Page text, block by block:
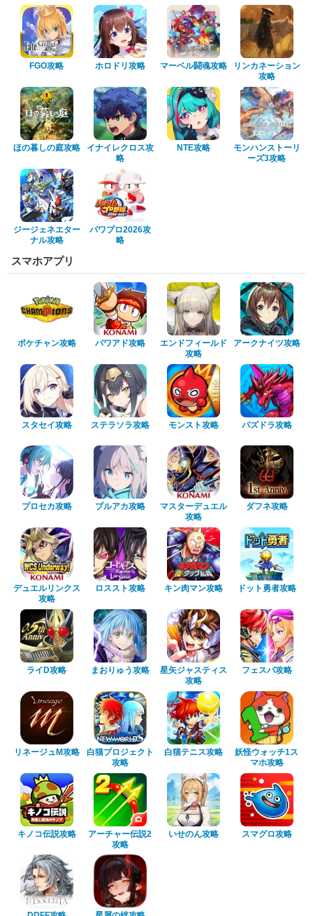
FGO攻略 ホロドリ攻略 マーベル闘魂攻略
リンカネーション
攻略
ほの暮しの庭攻略
イナイレクロス攻
略
NTE攻略
モンハンストーリ
ーズ3攻略
ジージェネエター
ナル攻略
パワプロ2026攻
略
スマホアプリ
ポケチャン攻略 パワアド攻略
エンドフィールド
攻略
アークナイツ攻略
スタセイ攻略 ステラソラ攻略 モンスト攻略 パズドラ攻略
プロセカ攻略 ブルアカ攻略
マスターデュエル
攻略
ダフネ攻略
デュエルリンクス
攻略
ロススト攻略 キン肉マン攻略 ドット勇者攻略
ライD攻略 まおりゅう攻略
星矢ジャスティス
攻略
フェスバ攻略
リネージュM攻略
白猫プロジェクト
攻略
白猫テニス攻略
妖怪ウォッチ1ス
マホ攻略
キノコ伝説攻略
アーチャー伝説2
攻略
いせのん攻略 スマグロ攻略